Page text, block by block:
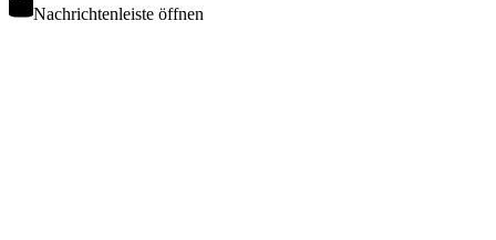
Nachrichtenleiste öffnen